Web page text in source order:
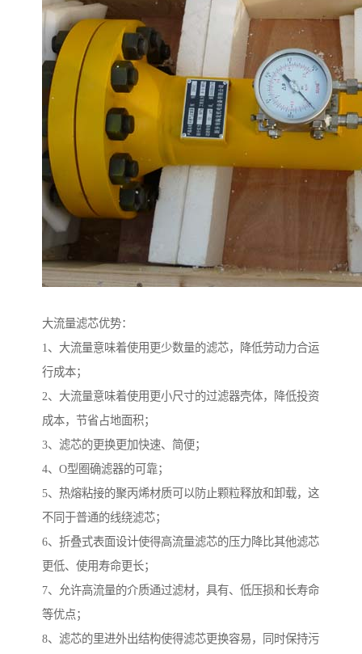
大流量滤芯优势：
1、大流量意味着使用更少数量的滤芯，降低劳动力合运
行成本；
2、大流量意味着使用更小尺寸的过滤器壳体，降低投资
成本，节省占地面积；
3、滤芯的更换更加快速、简便；
4、O型圈确滤器的可靠；
5、热熔粘接的聚丙烯材质可以防止颗粒释放和卸载，这
不同于普通的线绕滤芯；
6、折叠式表面设计使得高流量滤芯的压力降比其他滤芯
更低、使用寿命更长；
7、允许高流量的介质通过滤材，具有、低压损和长寿命
等优点；
8、滤芯的里进外出结构使得滤芯更换容易，同时保持污